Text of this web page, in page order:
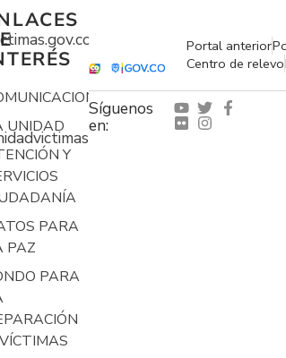
UNIDAD
Y
PARA
PAZ
PARA
Portal anterior
Centro de relevo
Síguenos
en: